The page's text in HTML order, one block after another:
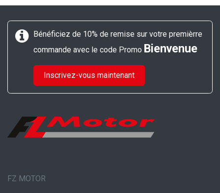
Bénéficiez de 10% de remise sur votre premièrre
commande avec le code Promo Bienvenue
Inscrivez-vous maintenant
FZ MOTOR